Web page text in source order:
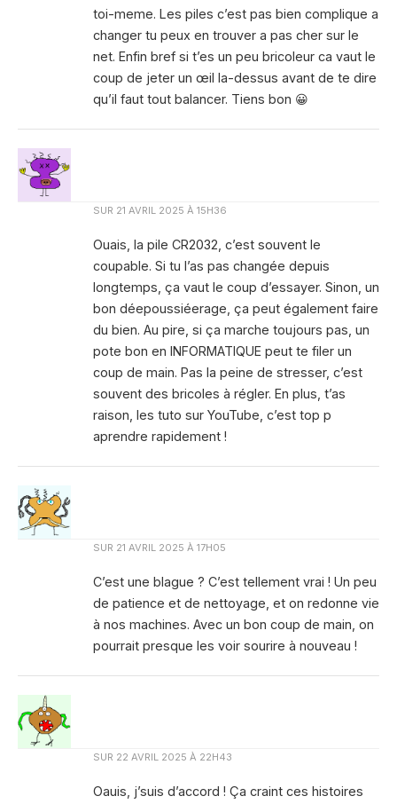
toi-meme. Les piles c’est pas bien complique a
changer tu peux en trouver a pas cher sur le
net. Enfin bref si t’es un peu bricoleur ca vaut le
coup de jeter un œil la-dessus avant de te dire
qu’il faut tout balancer. Tiens bon 😀
SUR 21 AVRIL 2025 À 15H36
Ouais, la pile CR2032, c’est souvent le
coupable. Si tu l’as pas changée depuis
longtemps, ça vaut le coup d’essayer. Sinon, un
bon déepoussiéerage, ça peut également faire
du bien. Au pire, si ça marche toujours pas, un
pote bon en INFORMATIQUE peut te filer un
coup de main. Pas la peine de stresser, c’est
souvent des bricoles à régler. En plus, t’as
raison, les tuto sur YouTube, c’est top p
aprendre rapidement !
SUR 21 AVRIL 2025 À 17H05
C’est une blague ? C’est tellement vrai ! Un peu
de patience et de nettoyage, et on redonne vie
à nos machines. Avec un bon coup de main, on
pourrait presque les voir sourire à nouveau !
SUR 22 AVRIL 2025 À 22H43
Oauis, j’suis d’accord ! Ça craint ces histoires